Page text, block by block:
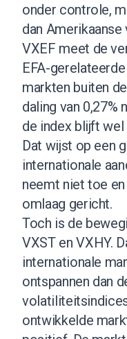
onder controle,
dan
VXEF meet de
EFA-
markten buiten
daling van 0,27%
de index blijft wel
Dat wijst op een
internationale
neemt niet toe
omlaag gericht.
Toch is de
VXST en VXHY.
internationale
ontspannen dan
ontwikkelde